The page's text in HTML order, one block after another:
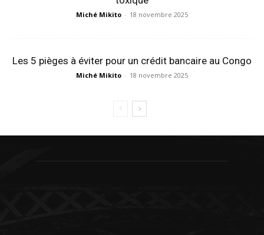
Miché Mikito - 18 novembre 2025
Les 5 pièges à éviter pour un crédit bancaire au Congo
Miché Mikito - 18 novembre 2025